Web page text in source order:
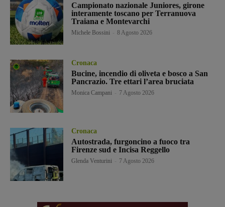
Campionato nazionale Juniores, girone
interamente toscano per Terranuova
Traiana e Montevarchi
Michele Bossini 8 Agosto 2026
Cronaca
Bucine, incendio di oliveta e bosco a San
Pancrazio. Tre ettari l’area bruciata
Monica Campani 7 Agosto 2026
Cronaca
Autostrada, furgoncino a fuoco tra
Firenze sud e Incisa Reggello
Glenda Venturini 7 Agosto 2026